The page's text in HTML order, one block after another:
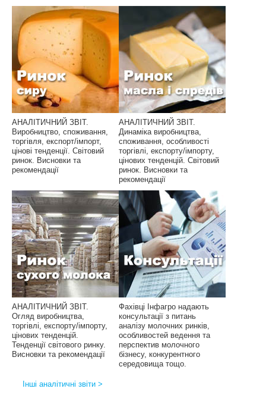
АНАЛІТИЧНИЙ ЗВІТ.
Виробництво, споживання,
торгівля, експорт/імпорт,
цінові тенденції. Світовий
ринок. Висновки та
рекомендації
АНАЛІТИЧНИЙ ЗВІТ.
Динаміка виробництва,
споживання, особливості
торгівлі, експорту/імпорту,
цінових тенденцій. Світовий
ринок. Висновки та
рекомендації
АНАЛІТИЧНИЙ ЗВІТ.
Огляд виробництва,
торгівлі, експорту/імпорту,
цінових тенденцій.
Тенденції світового ринку.
Висновки та рекомендації
Фахівці Інфагро надають
консультації з питань
аналізу молочних ринків,
особливостей ведення та
перспектив молочного
бізнесу, конкурентного
середовища тощо.
Інші аналітичні звіти >